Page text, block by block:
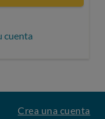
cuenta
Crea una cuenta